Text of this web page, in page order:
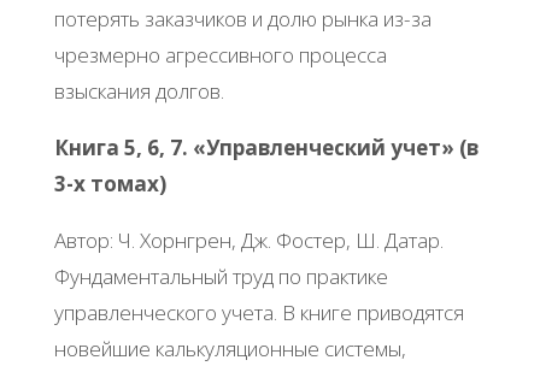
потерять заказчиков и долю рынка из-за
чрезмерно агрессивного процесса
взыскания долгов.
Книга 5, 6, 7. «Управленческий учет» (в
3-х томах)
Автор: Ч. Хорнгрен, Дж. Фостер, Ш. Датар.
Фундаментальный труд по практике
управленческого учета. В книге приводятся
новейшие калькуляционные системы,